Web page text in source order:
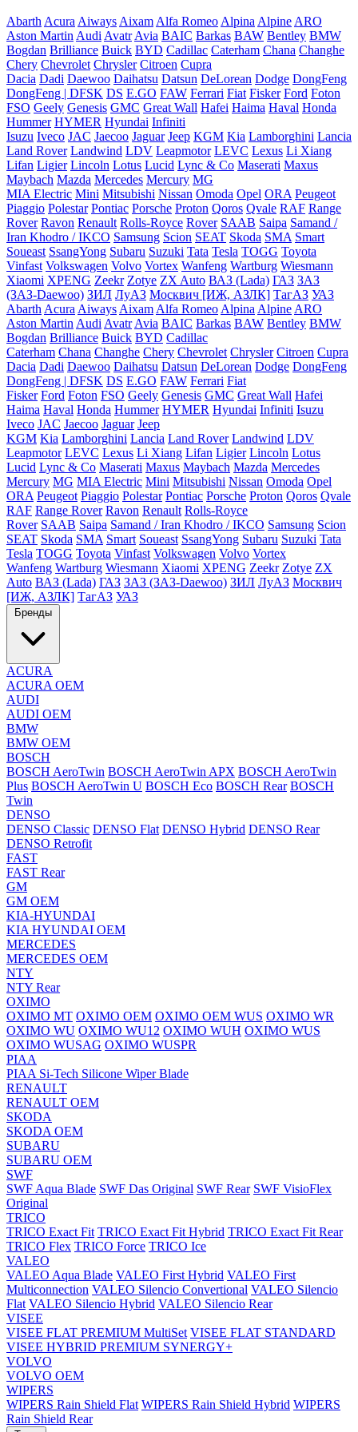
Abarth Acura Aiways Aixam Alfa Romeo Alpina Alpine ARO
Aston Martin Audi Avatr Avia BAIC Barkas BAW Bentley BMW
Bogdan Brilliance Buick BYD Cadillac Caterham Chana Changhe
Chery Chevrolet Chrysler Citroen Cupra
Dacia Dadi Daewoo Daihatsu Datsun DeLorean Dodge DongFeng
DongFeng | DFSK DS E.GO FAW Ferrari Fiat Fisker Ford Foton
FSO Geely Genesis GMC Great Wall Hafei Haima Haval Honda
Hummer HYMER Hyundai Infiniti
Isuzu Iveco JAC Jaecoo Jaguar Jeep KGM Kia Lamborghini Lancia
Land Rover Landwind LDV Leapmotor LEVC Lexus Li Xiang
Lifan Ligier Lincoln Lotus Lucid Lync & Co Maserati Maxus
Maybach Mazda Mercedes Mercury MG
MIA Electric Mini Mitsubishi Nissan Omoda Opel ORA Peugeot
Piaggio Polestar Pontiac Porsche Proton Qoros Qvale RAF Range
Rover Ravon Renault Rolls-Royce Rover SAAB Saipa Samand /
Iran Khodro / IKCO Samsung Scion SEAT Skoda SMA Smart
Soueast SsangYong Subaru Suzuki Tata Tesla TOGG Toyota
Vinfast Volkswagen Volvo Vortex Wanfeng Wartburg Wiesmann
Xiaomi XPENG Zeekr Zotye ZX Auto ВАЗ (Lada) ГАЗ ЗАЗ
(ЗАЗ-Daewoo) ЗИЛ ЛуАЗ Москвич [ИЖ, АЗЛК] ТагАЗ УАЗ
Abarth Acura Aiways Aixam Alfa Romeo Alpina Alpine ARO
Aston Martin Audi Avatr Avia BAIC Barkas BAW Bentley BMW
Bogdan Brilliance Buick BYD Cadillac
Caterham Chana Changhe Chery Chevrolet Chrysler Citroen Cupra
Dacia Dadi Daewoo Daihatsu Datsun DeLorean Dodge DongFeng
DongFeng | DFSK DS E.GO FAW Ferrari Fiat
Fisker Ford Foton FSO Geely Genesis GMC Great Wall Hafei
Haima Haval Honda Hummer HYMER Hyundai Infiniti Isuzu
Iveco JAC Jaecoo Jaguar Jeep
KGM Kia Lamborghini Lancia Land Rover Landwind LDV
Leapmotor LEVC Lexus Li Xiang Lifan Ligier Lincoln Lotus
Lucid Lync & Co Maserati Maxus Maybach Mazda Mercedes
Mercury MG MIA Electric Mini Mitsubishi Nissan Omoda Opel
ORA Peugeot Piaggio Polestar Pontiac Porsche Proton Qoros Qvale
RAF Range Rover Ravon Renault Rolls-Royce
Rover SAAB Saipa Samand / Iran Khodro / IKCO Samsung Scion
SEAT Skoda SMA Smart Soueast SsangYong Subaru Suzuki Tata
Tesla TOGG Toyota Vinfast Volkswagen Volvo Vortex
Wanfeng Wartburg Wiesmann Xiaomi XPENG Zeekr Zotye ZX
Auto ВАЗ (Lada) ГАЗ ЗАЗ (ЗАЗ-Daewoo) ЗИЛ ЛуАЗ Москвич
[ИЖ, АЗЛК] ТагАЗ УАЗ
Бренды
ACURA
ACURA OEM
AUDI
AUDI OEM
BMW
BMW OEM
BOSCH
BOSCH AeroTwin BOSCH AeroTwin APX BOSCH AeroTwin
Plus BOSCH AeroTwin U BOSCH Eco BOSCH Rear BOSCH
Twin
DENSO
DENSO Classic DENSO Flat DENSO Hybrid DENSO Rear
DENSO Retrofit
FAST
FAST Rear
GM
GM OEM
KIA-HYUNDAI
KIA HYUNDAI OEM
MERCEDES
MERCEDES OEM
NTY
NTY Rear
OXIMO
OXIMO MT OXIMO OEM OXIMO OEM WUS OXIMO WR
OXIMO WU OXIMO WU12 OXIMO WUH OXIMO WUS
OXIMO WUSAG OXIMO WUSPR
PIAA
PIAA Si-Tech Silicone Wiper Blade
RENAULT
RENAULT OEM
SKODA
SKODA OEM
SUBARU
SUBARU OEM
SWF
SWF Aqua Blade SWF Das Original SWF Rear SWF VisioFlex
Original
TRICO
TRICO Exact Fit TRICO Exact Fit Hybrid TRICO Exact Fit Rear
TRICO Flex TRICO Force TRICO Ice
VALEO
VALEO Aqua Blade VALEO First Hybrid VALEO First
Multiconnection VALEO Silencio Convertional VALEO Silencio
Flat VALEO Silencio Hybrid VALEO Silencio Rear
VISEE
VISEE FLAT PREMIUM MultiSet VISEE FLAT STANDARD
VISEE HYBRID PREMIUM SYNERGY+
VOLVO
VOLVO OEM
WIPERS
WIPERS Rain Shield Flat WIPERS Rain Shield Hybrid WIPERS
Rain Shield Rear